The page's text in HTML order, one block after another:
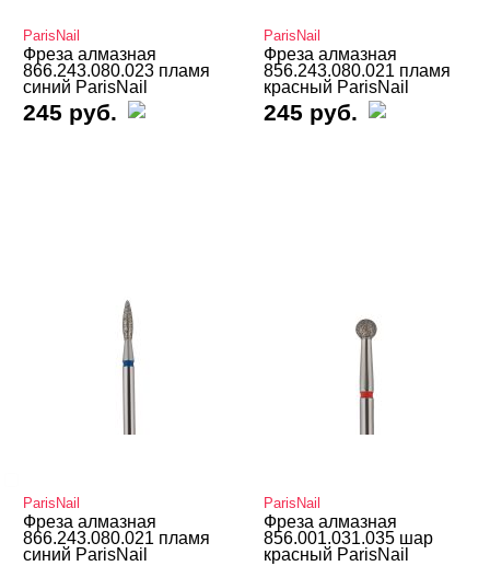
КМИЗ
КРИСТАЛЛ
Керамические
Наборы фрез, подставки
ЦЕНА Cвернуть
ParisNail
Фреза алмазная
866.243.080.023 пламя
синий ParisNail
245 руб.
ParisNail
Фреза алмазная
856.243.080.021 пламя
красный ParisNail
245 руб.
ParisNail
Фреза алмазная
866.243.080.021 пламя
синий ParisNail
ParisNail
Фреза алмазная
856.001.031.035 шар
красный ParisNail